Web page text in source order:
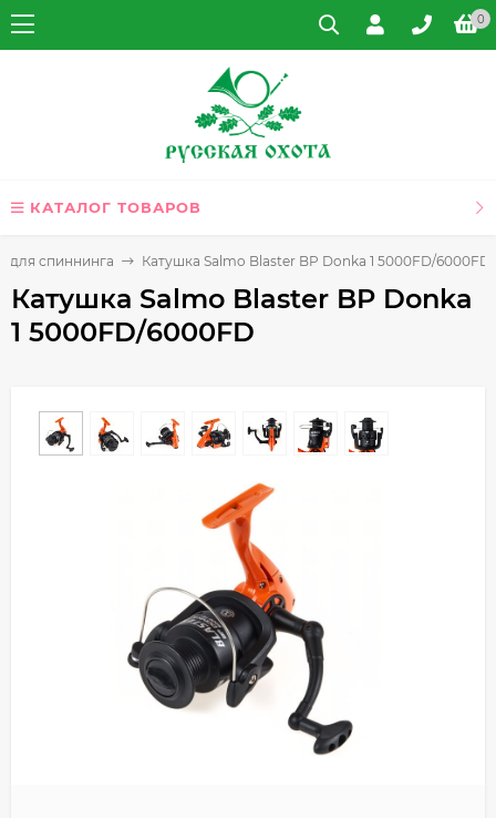
0
КАТАЛОГ ТОВАРОВ
для спиннинга Катушка Salmo Blaster BP Donka 1 5000FD/6000FD
Катушка Salmo Blaster BP Donka
1 5000FD/6000FD